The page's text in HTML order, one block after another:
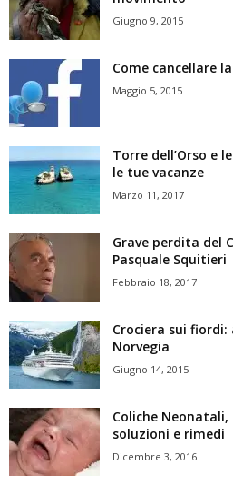
Giugno 9, 2015
Come cancellare
Maggio 5, 2015
Torre dell’Orso e
le tue vacanze
Marzo 11, 2017
Grave perdita del
Pasquale Squitieri
Febbraio 18, 2017
Crociera sui
Norvegia
Giugno 14, 2015
Coliche Neonatali,
soluzioni e rimedi
Dicembre 3, 2016